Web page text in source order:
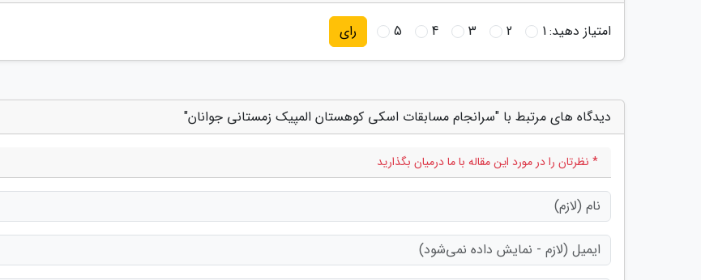
امتیاز دهید:1
2
3
4
5 رای
دیدگاه های مرتبط با "سرانجام مسابقات اسکی کوهستان المپیک زمستانی جوانان"
* نظرتان را در مورد این مقاله با ما درمیان بگذارید